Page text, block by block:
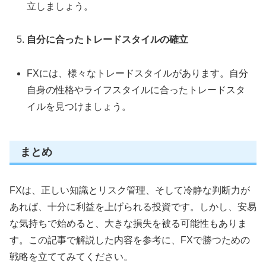
立しましょう。
自分に合ったトレードスタイルの確立
FXには、様々なトレードスタイルがあります。自分
自身の性格やライフスタイルに合ったトレードスタ
イルを見つけましょう。
まとめ
FXは、正しい知識とリスク管理、そして冷静な判断力が
あれば、十分に利益を上げられる投資です。しかし、安易
な気持ちで始めると、大きな損失を被る可能性もありま
す。この記事で解説した内容を参考に、FXで勝つための
戦略を立ててみてください。